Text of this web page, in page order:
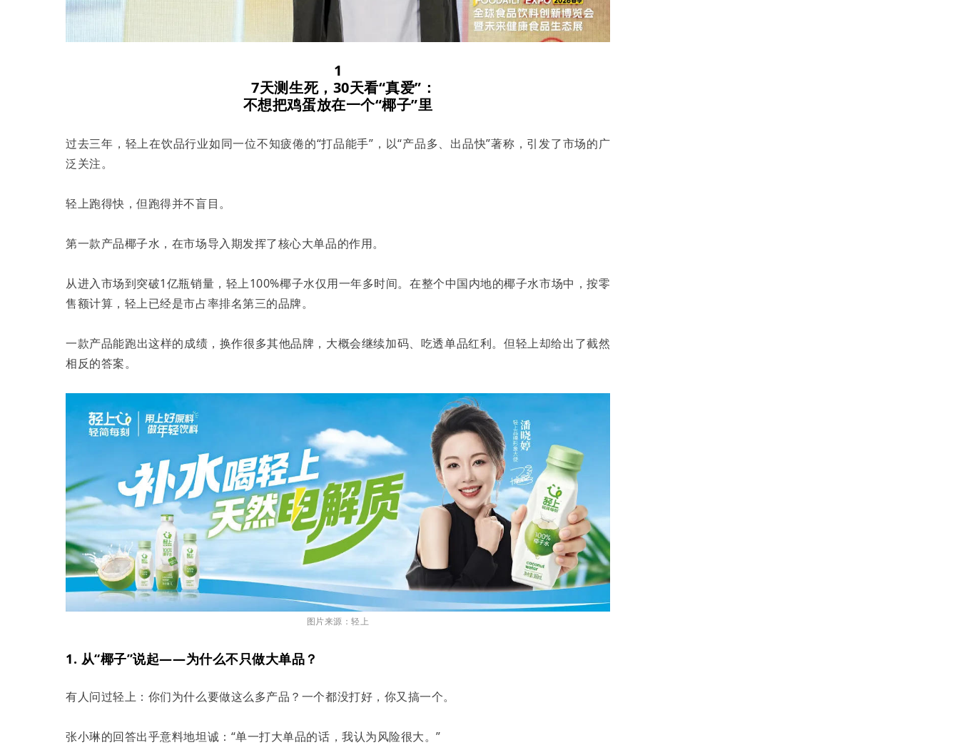
1
7天测生死，30天看“真爱”：
不想把鸡蛋放在一个“椰子”里
过去三年，轻上在饮品行业如同一位不知疲倦的“打品能手”，以“产品多、出品快”著称，引发了市场的广
泛关注。
轻上跑得快，但跑得并不盲目。
第一款产品椰子水，在市场导入期发挥了核心大单品的作用。
从进入市场到突破1亿瓶销量，轻上100%椰子水仅用一年多时间。在整个中国内地的椰子水市场中，按零
售额计算，轻上已经是市占率排名第三的品牌。
一款产品能跑出这样的成绩，换作很多其他品牌，大概会继续加码、吃透单品红利。但轻上却给出了截然
相反的答案。
图片来源：轻上
1. 从“椰子”说起——为什么不只做大单品？
有人问过轻上：你们为什么要做这么多产品？一个都没打好，你又搞一个。
张小琳的回答出乎意料地坦诚：“单一打大单品的话，我认为风险很大。”